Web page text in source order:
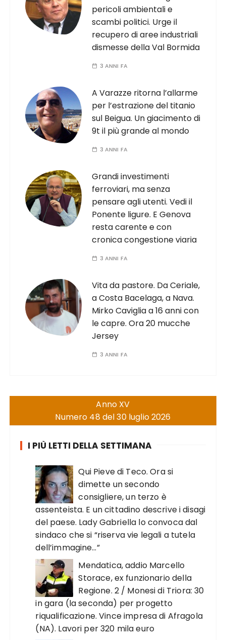
pericoli ambientali e
scambi politici. Urge il
recupero di aree industriali
dismesse della Val Bormida
3 ANNI FA
A Varazze ritorna l’allarme
per l’estrazione del titanio
sul Beigua. Un giacimento di
9t il più grande al mondo
3 ANNI FA
Grandi investimenti
ferroviari, ma senza
pensare agli utenti. Vedi il
Ponente ligure. E Genova
resta carente e con
cronica congestione viaria
3 ANNI FA
Vita da pastore. Da Ceriale,
a Costa Bacelaga, a Nava.
Mirko Caviglia a 16 anni con
le capre. Ora 20 mucche
Jersey
3 ANNI FA
Anno XV
Numero 48 del 30 luglio 2026
I PIÙ LETTI DELLA SETTIMANA
Qui Pieve di Teco. Ora si
dimette un secondo
consigliere, un terzo è
assenteista. E un cittadino descrive i disagi
del paese. Lady Gabriella lo convoca dal
sindaco che si “riserva vie legali a tutela
dell’immagine…”
Mendatica, addio Marcello
Storace, ex funzionario della
Regione. 2 / Monesi di Triora: 30
in gara (la seconda) per progetto
riqualificazione. Vince impresa di Afragola
(NA). Lavori per 320 mila euro